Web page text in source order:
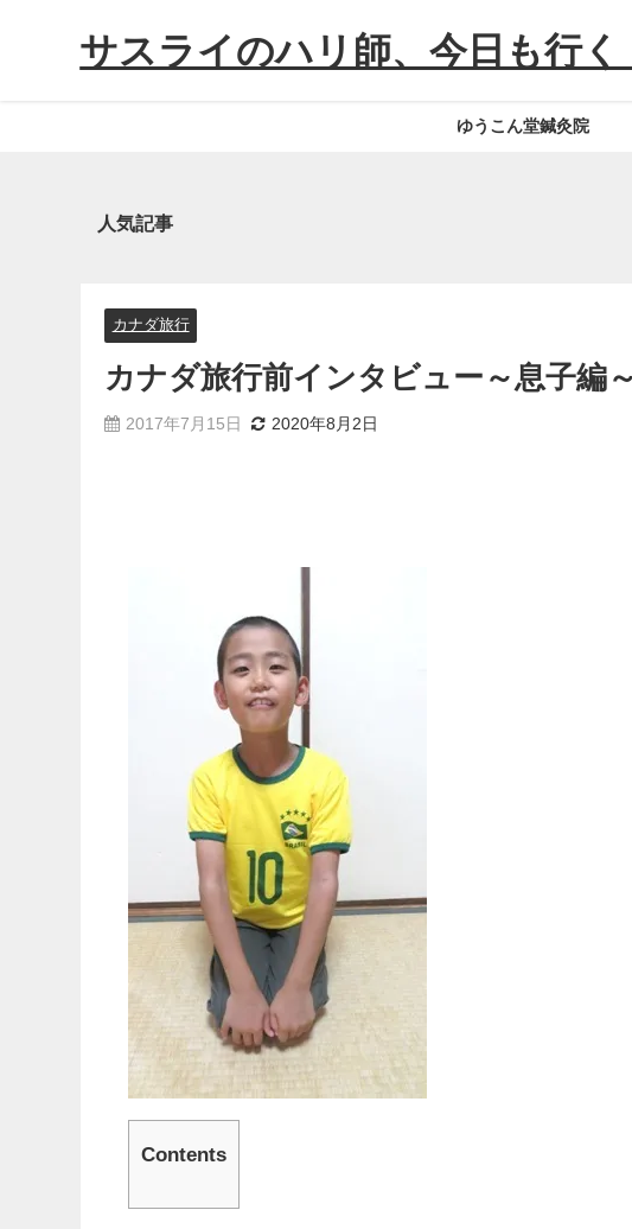
サスライのハリ師、今日も行く
ゆうこん堂鍼灸院
人気記事
カナダ旅行
カナダ旅行前インタビュー～息子編
2017年7月15日 2020年8月2日
Contents